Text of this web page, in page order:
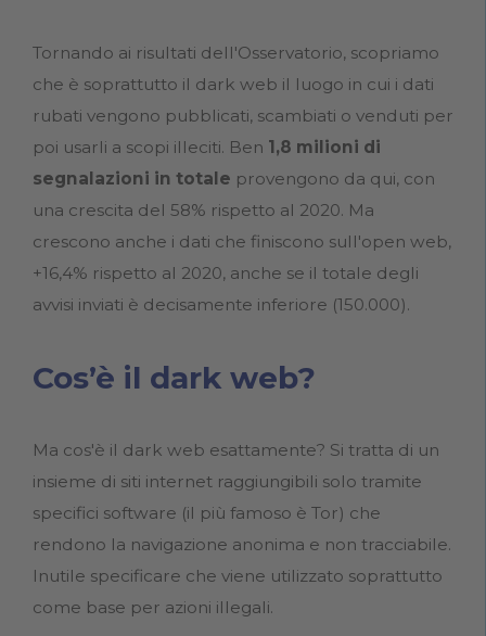
Tornando ai risultati dell'Osservatorio, scopriamo
che è soprattutto il dark web il luogo in cui i dati
rubati vengono pubblicati, scambiati o venduti per
poi usarli a scopi illeciti. Ben 1,8 milioni di
segnalazioni in totale provengono da qui, con
una crescita del 58% rispetto al 2020. Ma
crescono anche i dati che finiscono sull'open web,
+16,4% rispetto al 2020, anche se il totale degli
avvisi inviati è decisamente inferiore (150.000).
Cos’è il dark web?
Ma cos'è il dark web esattamente? Si tratta di un
insieme di siti internet raggiungibili solo tramite
specifici software (il più famoso è Tor) che
rendono la navigazione anonima e non tracciabile.
Inutile specificare che viene utilizzato soprattutto
come base per azioni illegali.